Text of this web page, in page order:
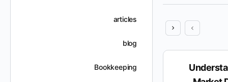
Profit & Loss vs Balance
articles
blog
Bookkeeping